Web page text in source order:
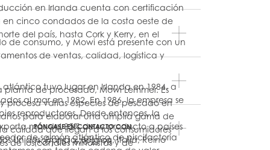
en Irlanda cuenta con certificación
cinco condados de la costa oeste de
del país, hasta Cork y Kerry, en el
tuvo lugar en Irlanda en 1984, a
al mar en 1982. En 1986, la empresa se
reproductores. Desde entonces, la
más del 85% de su producto a países
Unidos, Francia, Bélgica, Italia, Reino
de consumo, y Mowi está presente con un
de ventas, calidad, logística y
PÓNGASE EN CONTACTO CON
(+39) 051 675 21 98
planta de procesado, Mowi Lemmer. Es
procesa varias especies de pescado en
para elaborar una amplia gama de
calidad que llegan a los consumidores
de los canales minoristas y de
de salmón atlántico de piscifactoría